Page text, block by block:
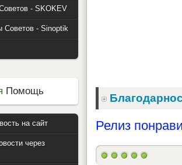
Релиз
- SKOKEV
Советов - Sinoptik
Помощь
на сайт
через